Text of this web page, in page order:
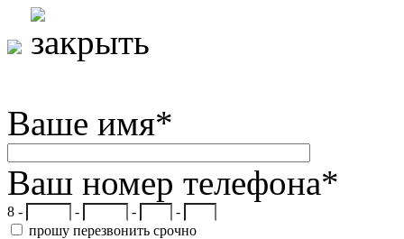
Ваше имя*
Ваш номер телефона*
8 - - -
-
прошу перезвонить срочно